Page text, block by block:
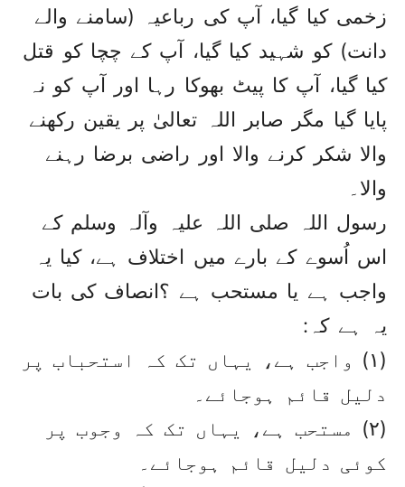
زخمی کیا گیا، آپ کی رباعیہ (سامنے والے
دانت) کو شہید کیا گیا، آپ کے چچا کو قتل
کیا گیا، آپ کا پیٹ بھوکا رہا اور آپ کو نہ
پایا گیا مگر صابر اللہ تعالیٰ پر یقین رکھنے
والا شکر کرنے والا اور راضی برضا رہنے
والا۔
رسول اللہ صلی اللہ علیہ وآلہ وسلم کے
اس اُسوے کے بارے میں اختلاف ہے، کیا یہ
واجب ہے یا مستحب ہے ؟انصاف کی بات
یہ ہے کہ:
(۱) واجب ہے، یہاں تک کہ استحباب پر
دلیل قائم ہوجائے۔
(۲) مستحب ہے، یہاں تک کہ وجوب پر
کوئی دلیل قائم ہوجائے۔